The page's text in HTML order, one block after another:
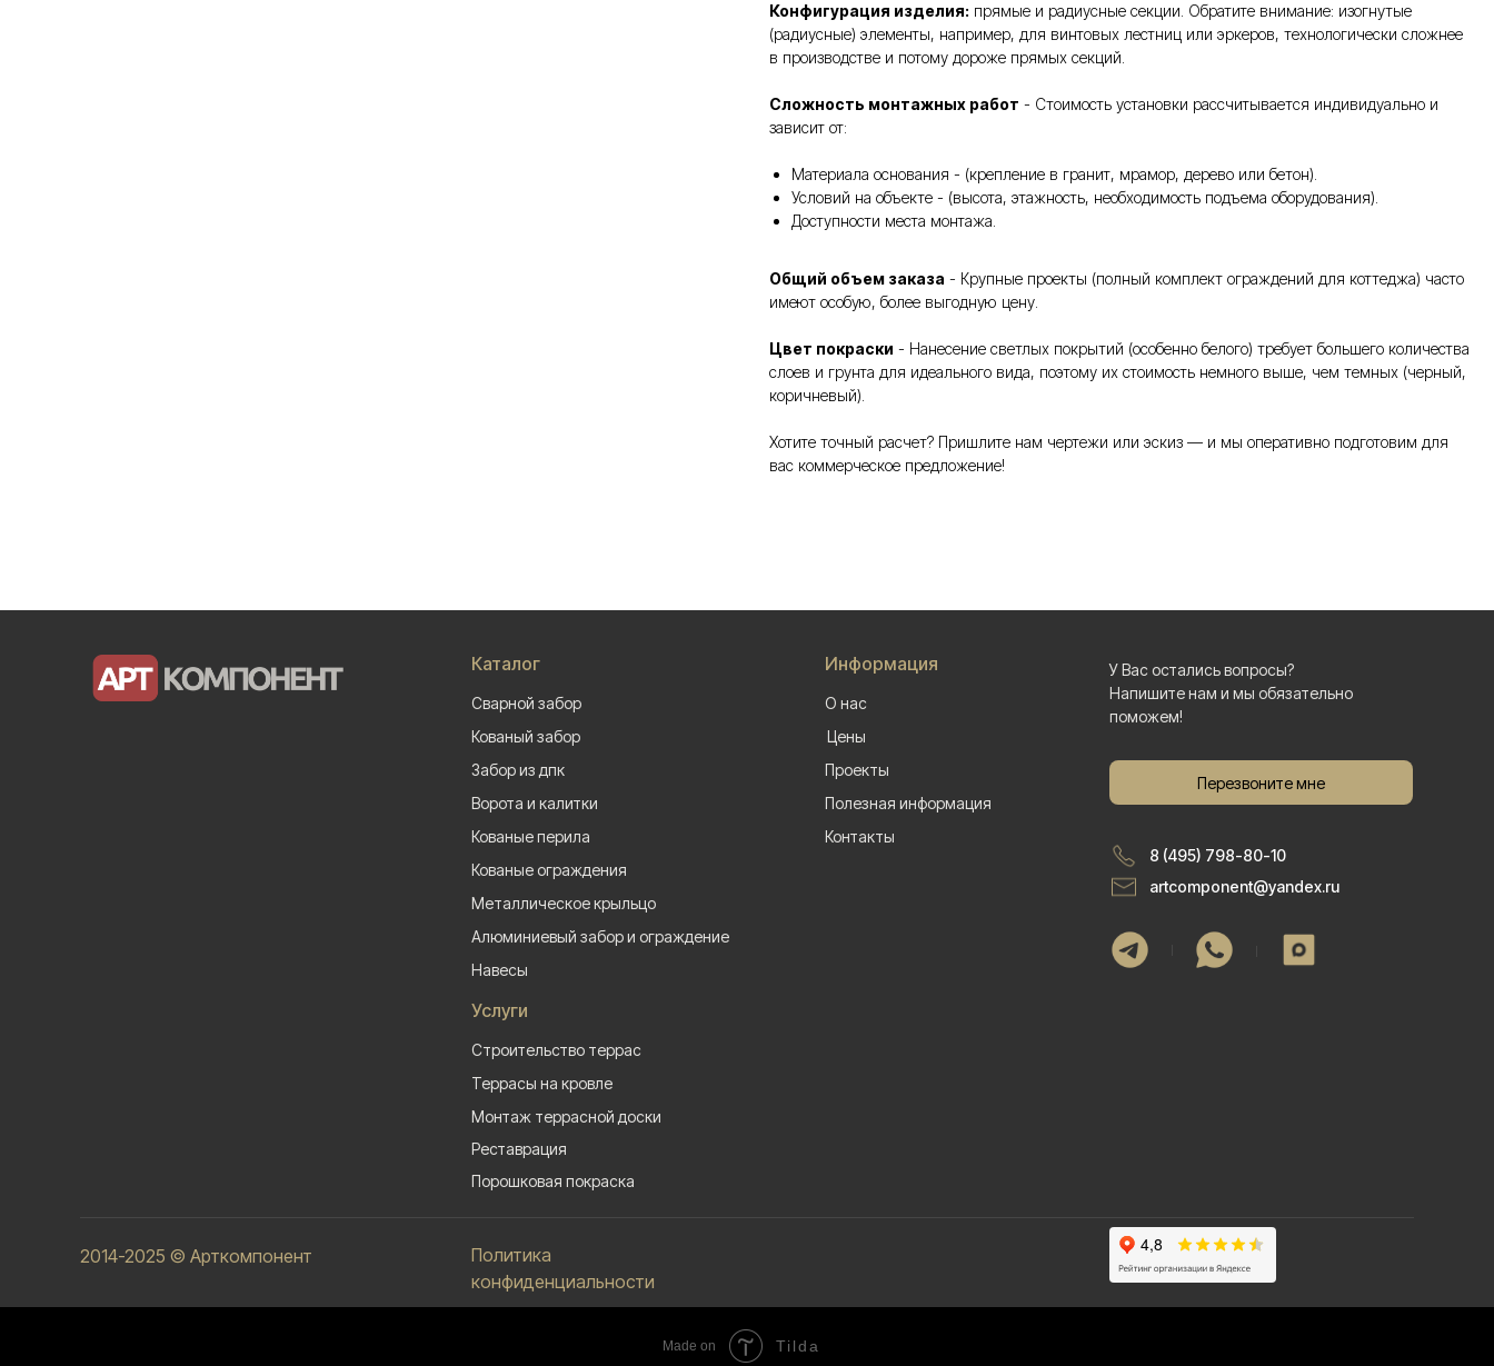
Конфигурация изделия: прямые и радиусные секции. Обратите внимание: изогнутые
(радиусные) элементы, например, для винтовых лестниц или эркеров, технологически сложнее
в производстве и потому дороже прямых секций.
Сложность монтажных работ - Стоимость установки рассчитывается индивидуально и
зависит от:
Материала основания - (крепление в гранит, мрамор, дерево или бетон).
Условий на объекте - (высота, этажность, необходимость подъема оборудования).
Доступности места монтажа.
Общий объем заказа - Крупные проекты (полный комплект ограждений для коттеджа) часто
имеют особую, более выгодную цену.
Цвет покраски - Нанесение светлых покрытий (особенно белого) требует большего количества
слоев и грунта для идеального вида, поэтому их стоимость немного выше, чем темных (черный,
коричневый).
Хотите точный расчет? Пришлите нам чертежи или эскиз — и мы оперативно подготовим для
вас коммерческое предложение!
Каталог
Сварной забор
Кованый забор
Забор из дпк
Ворота и калитки
Металлическое крыльцо
Навесы
Алюминиевый забор и ограждение
Кованые ограждения
Кованые перила
Строительство террас
Террасы на кровле
Монтаж террасной доски
Реставрация
Порошковая покраска
Услуги
2014-2025 © Арткомпонент
Политика
конфиденциальности
Информация
О нас
Цены
Проекты
Полезная информация
Контакты
Перезвоните мне
У Вас остались вопросы?
Напишите нам и мы обязательно
поможем!
8 (495) 798-80-10
artcomponent@yandex.ru
Made on Tilda